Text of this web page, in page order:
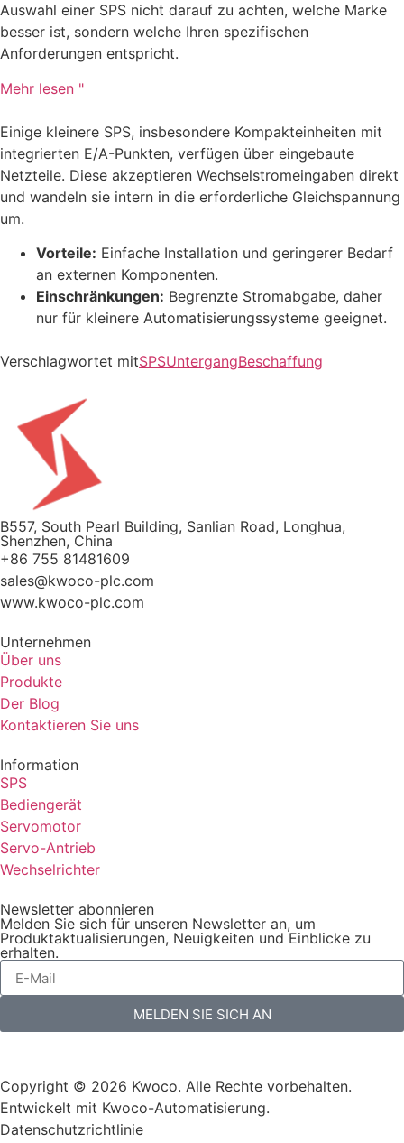
Auswahl einer SPS nicht darauf zu achten, welche Marke
besser ist, sondern welche Ihren spezifischen
Anforderungen entspricht.
Mehr lesen "
Einige kleinere SPS, insbesondere Kompakteinheiten mit
integrierten E/A-Punkten, verfügen über eingebaute
Netzteile. Diese akzeptieren Wechselstromeingaben direkt
und wandeln sie intern in die erforderliche Gleichspannung
um.
Vorteile: Einfache Installation und geringerer Bedarf
an externen Komponenten.
Einschränkungen: Begrenzte Stromabgabe, daher
nur für kleinere Automatisierungssysteme geeignet.
Verschlagwortet mitSPSUntergangBeschaffung
B557, South Pearl Building, Sanlian Road, Longhua,
Shenzhen, China
+86 755 81481609
sales@kwoco-plc.com
www.kwoco-plc.com
Unternehmen
Über uns
Produkte
Der Blog
Kontaktieren Sie uns
Information
SPS
Bediengerät
Servomotor
Servo-Antrieb
Wechselrichter
Newsletter abonnieren
Melden Sie sich für unseren Newsletter an, um
Produktaktualisierungen, Neuigkeiten und Einblicke zu
erhalten.
MELDEN SIE SICH AN
Copyright © 2026 Kwoco. Alle Rechte vorbehalten.
Entwickelt mit Kwoco-Automatisierung.
Datenschutzrichtlinie